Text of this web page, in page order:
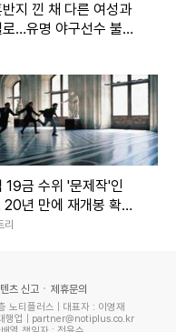
반지 낀 채 다른 여성과
…유명 야구선수 불륜
발칵
19금 수위 '문제작'인
리
츠 신고 제휴문의
노티플러스 | 대표자 : 이영재
업 | partner@notiplus.co.kr